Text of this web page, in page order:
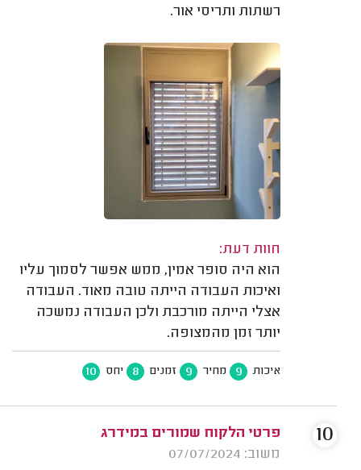
רשתות ותריסי אור.
חוות דעת:
הוא היה סופר אמין, ממש אפשר לסמוך עליו
ואיכות העבודה הייתה טובה מאוד. העבודה
אצלי הייתה מורכבת ולכן העבודה נמשכה
יותר זמן מהמצופה.
איכות 9 מחיר 9 זמנים 8 יחס 10
פרטי הלקוח שמורים במידרג
משוב: 07/07/2024
10